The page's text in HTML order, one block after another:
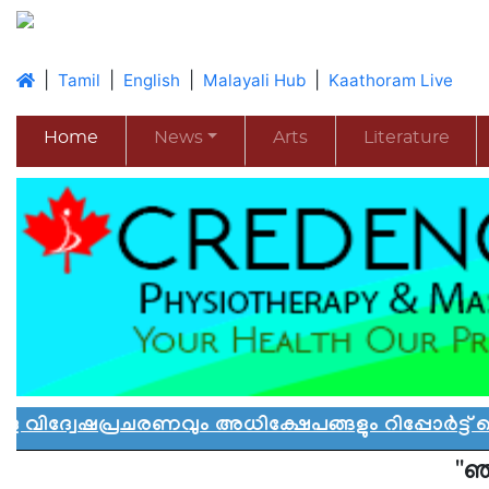
|Tamil English Malayali Hub Kaathoram Live
Home News Arts Literature
അധിക്ഷേപങ്ങളും റിപ്പോർട്ട്